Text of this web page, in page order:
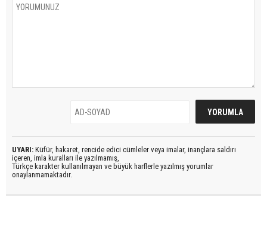
UYARI: Küfür, hakaret, rencide edici cümleler veya imalar, inançlara saldırı
içeren, imla kuralları ile yazılmamış,
Türkçe karakter kullanılmayan ve büyük harflerle yazılmış yorumlar
onaylanmamaktadır.